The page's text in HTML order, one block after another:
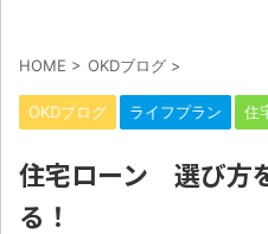
HOME > OKDブログ >
OKDブログ ライフプラン 住
住宅ローン 選び方
る！